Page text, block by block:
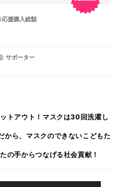
応援購入総額
サポーター
トアウト！マスクは30回洗濯し
から、マスクのできないこどもた
の手からつなげる社会貢献！